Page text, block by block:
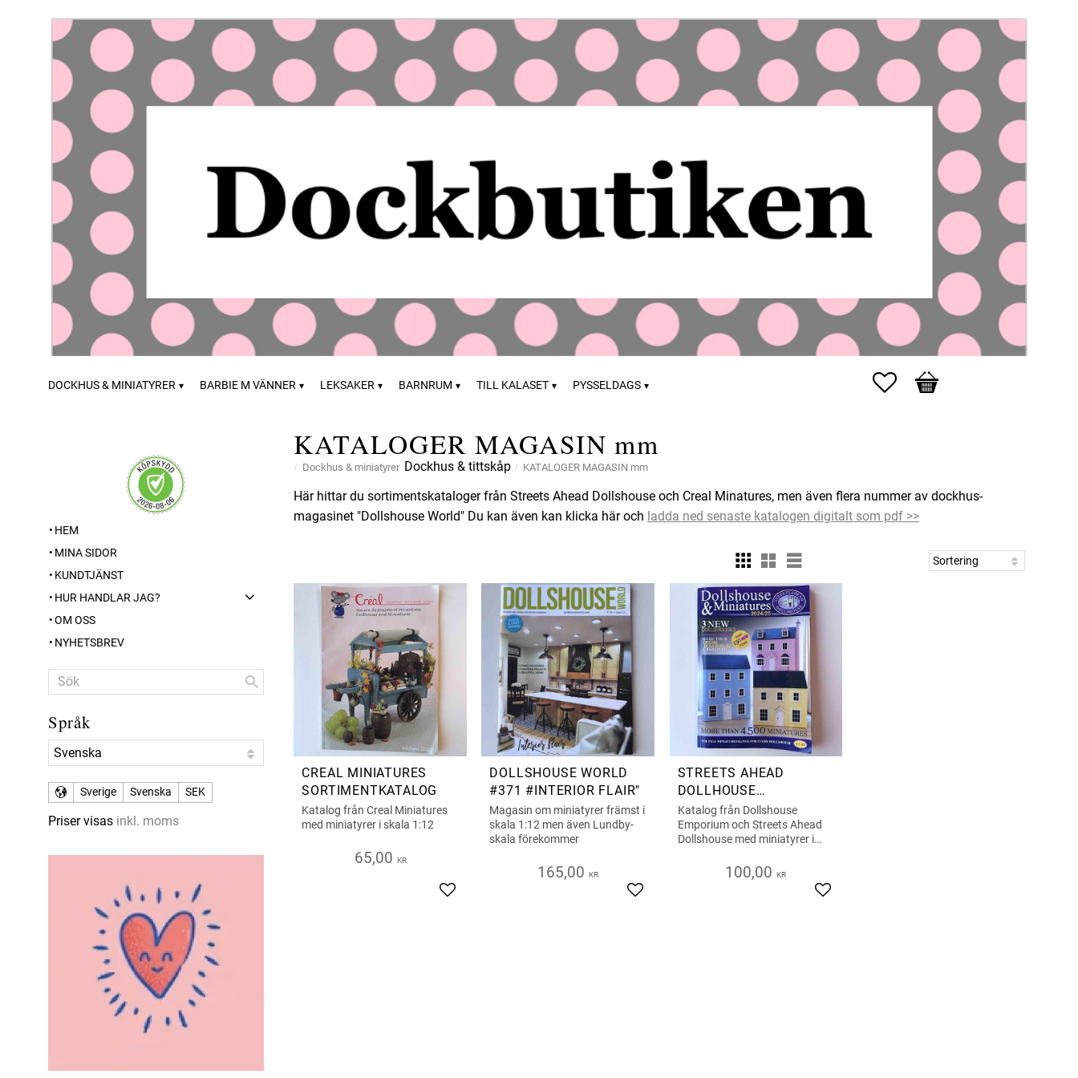
DOCKHUS & MINIATYRER BARBIE M VÄNNER LEKSAKER BARNRUM TILL KALASET PYSSELDAGS Favoriter
Kundvagn
KATALOGER MAGASIN mm
Dockhus & miniatyrer Dockhus & tittskåp KATALOGER MAGASIN mm
Här hittar du sortimentskataloger från Streets Ahead Dollshouse och Creal Minatures, men även flera nummer av dockhus-
magasinet "Dollshouse World" Du kan även kan klicka här och ladda ned senaste katalogen digitalt som pdf >>
CREAL MINIATURES
SORTIMENTKATALOG
Katalog från Creal Miniatures
med miniatyrer i skala 1:12
65,00 KR
Lägg till i favoriter
DOLLSHOUSE WORLD
#371 #INTERIOR FLAIR"
Magasin om miniatyrer främst i
skala 1:12 men även Lundby-
skala förekommer
165,00 KR
Lägg till i favoriter
STREETS AHEAD
DOLLHOUSE
SORTIMENTSKATALOG
24/25
Katalog från Dollshouse
Emporium och Streets Ahead
Dollshouse med miniatyrer i
100,00 KR
Lägg till i favoriter
HEM
MINA SIDOR
KUNDTJÄNST
HUR HANDLAR JAG?
OM OSS
NYHETSBREV
Språk
Sverige Svenska SEK
Priser visas inkl. moms